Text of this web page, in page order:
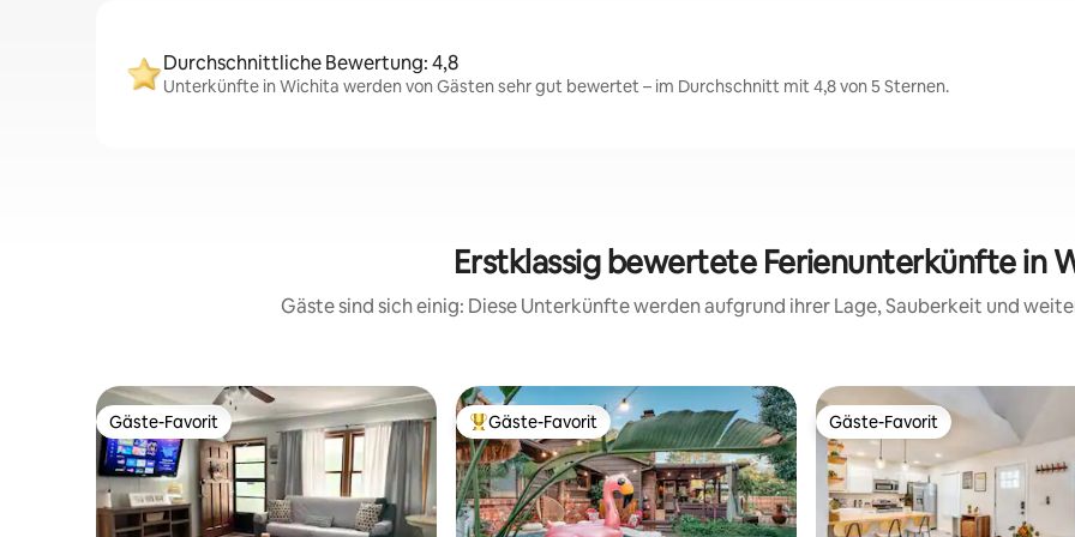
Durchschnittliche Bewertung: 4,8
Unterkünfte in Wichita werden von Gästen sehr gut bewertet – im Durchschnitt mit 4,8 von 5 Sternen.
Erstklassig bewertete Ferienunterkünfte in
Gäste sind sich einig: Diese Unterkünfte werden aufgrund ihrer Lage, Sauberkeit und
Gäste-Favorit
Gäste-Favorit Beliebter Gäste-Favorit.
Gäste-Favorit Gäste-Favorit
Gäste-Favorit